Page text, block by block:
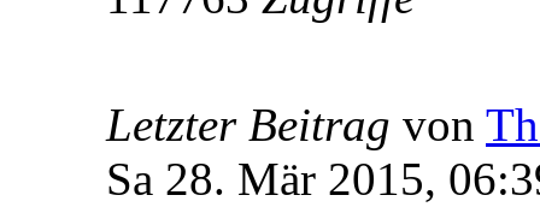
Letzter Beitrag von
Sa 28. Mär 2015,